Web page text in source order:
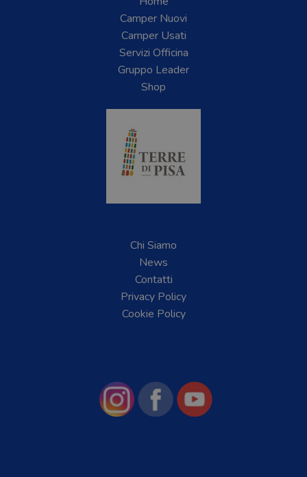
Camper Nuovi
Camper Usati
Servizi Officina
Gruppo Leader
Shop
Chi Siamo
News
Contatti
Privacy Policy
Cookie Policy